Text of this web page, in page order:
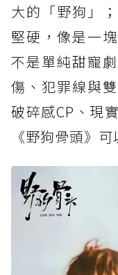
大的「野狗」
堅硬，像是一
不是單純甜寵
傷、犯罪線與
破碎感CP、現
《野狗骨頭》